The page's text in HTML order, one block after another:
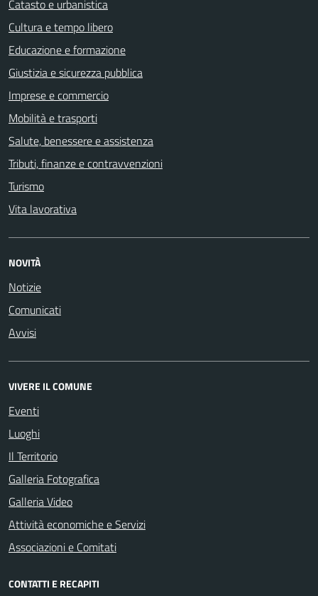
Catasto e urbanistica
Cultura e tempo libero
Educazione e formazione
Giustizia e sicurezza pubblica
Imprese e commercio
Mobilità e trasporti
Salute, benessere e assistenza
Tributi, finanze e contravvenzioni
Turismo
Vita lavorativa
NOVITÀ
Notizie
Comunicati
Avvisi
VIVERE IL COMUNE
Eventi
Luoghi
Il Territorio
Galleria Fotografica
Galleria Video
Attività economiche e Servizi
Associazioni e Comitati
CONTATTI E RECAPITI